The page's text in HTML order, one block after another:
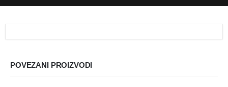
POVEZANI PROIZVODI